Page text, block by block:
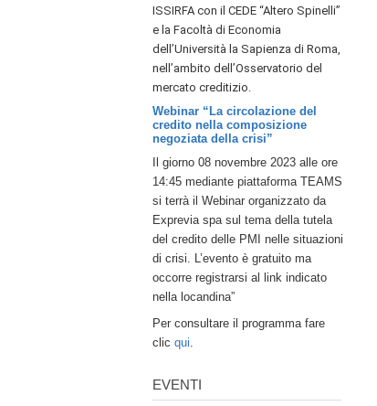
ISSIRFA con il CEDE “Altero Spinelli”
e la Facoltà di Economia
dell’Università la Sapienza di Roma,
nell’ambito dell’Osservatorio del
mercato creditizio.
Webinar “La circolazione del
credito nella composizione
negoziata della crisi”
Il giorno 08 novembre 2023 alle ore
14:45 mediante piattaforma TEAMS
si terrà il Webinar organizzato da
Exprevia spa sul tema della tutela
del credito delle PMI nelle situazioni
di crisi. L’evento è gratuito ma
occorre registrarsi al link indicato
nella locandina”
Per consultare il programma fare
clic qui.
EVENTI